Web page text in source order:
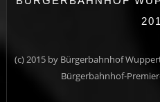
(c) 2015 by Bürgerbahnhof
Bürgerbahnhof-